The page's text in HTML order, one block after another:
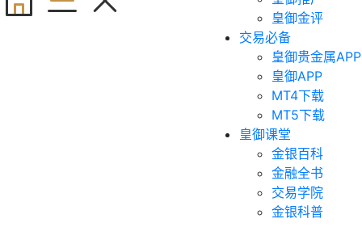
皇御金评
交易必备
皇御贵金属APP
皇御APP
MT4下载
MT5下载
皇御课堂
金银百科
金融全书
交易学院
金银科普